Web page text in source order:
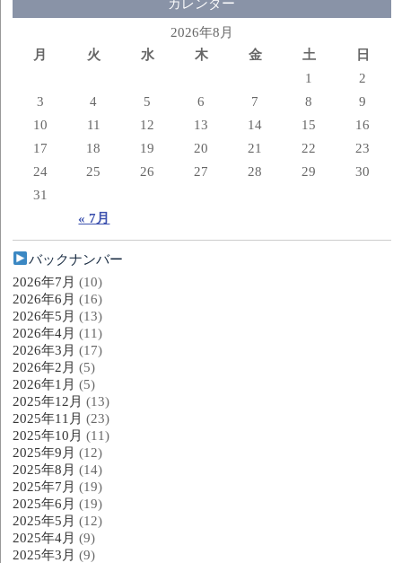
カレンダー
2026年8月
月
火 水 木 金 土 日
« 7月
1
2
3
4 5 6 7 8
9
10
11 12 13 14 15
16
17
18 19 20 21 22
23
24
25 26 27 28 29
30
31
バックナンバー
2026年7月 (10)
2026年6月 (16)
2026年5月 (13)
2026年4月 (11)
2026年3月 (17)
2026年2月 (5)
2026年1月 (5)
2025年12月 (13)
2025年11月 (23)
2025年10月 (11)
2025年9月 (12)
2025年8月 (14)
2025年7月 (19)
2025年6月 (19)
2025年5月 (12)
2025年4月 (9)
2025年3月 (9)